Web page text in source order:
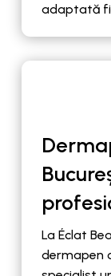
adaptată
La Éclat
dermapen